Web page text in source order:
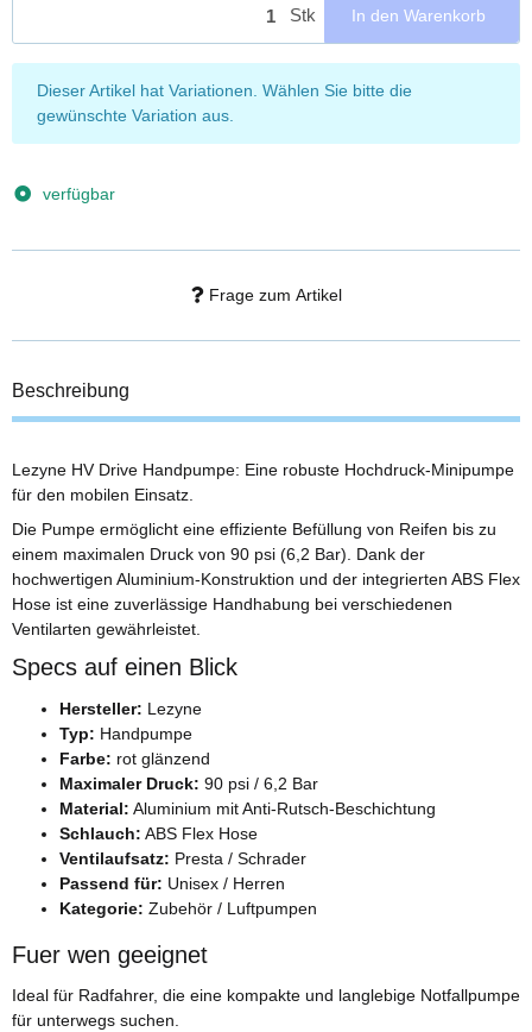
Stk In den Warenkorb
x
Dieser Artikel hat Variationen. Wählen Sie bitte die
gewünschte Variation aus.
verfügbar
Frage zum Artikel
Beschreibung
Lezyne HV Drive Handpumpe: Eine robuste Hochdruck-Minipumpe
für den mobilen Einsatz.
Die Pumpe ermöglicht eine effiziente Befüllung von Reifen bis zu
einem maximalen Druck von 90 psi (6,2 Bar). Dank der
hochwertigen Aluminium-Konstruktion und der integrierten ABS Flex
Hose ist eine zuverlässige Handhabung bei verschiedenen
Ventilarten gewährleistet.
Specs auf einen Blick
Hersteller: Lezyne
Typ: Handpumpe
Farbe: rot glänzend
Maximaler Druck: 90 psi / 6,2 Bar
Material: Aluminium mit Anti-Rutsch-Beschichtung
Schlauch: ABS Flex Hose
Ventilaufsatz: Presta / Schrader
Passend für: Unisex / Herren
Kategorie: Zubehör / Luftpumpen
Fuer wen geeignet
Ideal für Radfahrer, die eine kompakte und langlebige Notfallpumpe
für unterwegs suchen.